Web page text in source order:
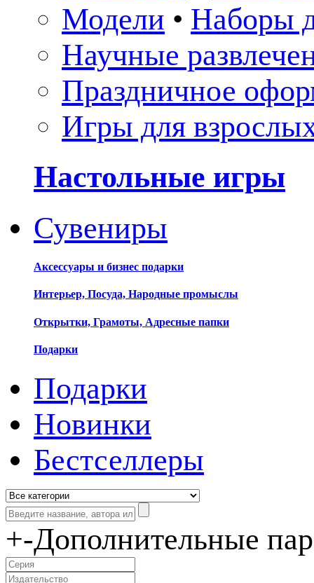
Модели • Наборы
Научные
Праздничное
Игры для
Настольные игры
Сувениры
Аксессуары и бизнес подарки
Интерьер, Посуда, Народные промыслы
Открытки, Грамоты, Адресные папки
Подарки
Подарки
Новинки
Бестселлеры
+-Дополнительные